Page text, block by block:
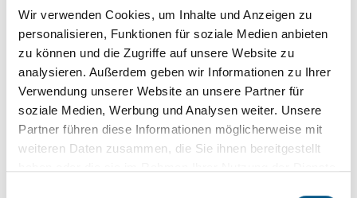
Wir verwenden Cookies, um Inhalte und Anzeigen zu
personalisieren, Funktionen für soziale Medien anbieten
zu können und die Zugriffe auf unsere Website zu
analysieren. Außerdem geben wir Informationen zu Ihrer
Verwendung unserer Website an unsere Partner für
soziale Medien, Werbung und Analysen weiter. Unsere
Partner führen diese Informationen möglicherweise mit
weiteren Daten zusammen, die Sie ihnen bereitgestellt